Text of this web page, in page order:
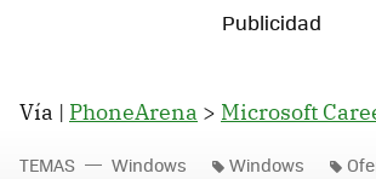
Vía | PhoneArena > Microsoft
TEMAS Windows Windows